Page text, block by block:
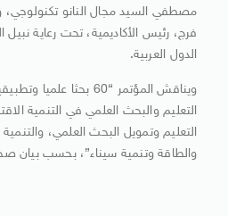
مصطفي السيد مجال النانو تكنولوجي،
فرج، رئيس الأكاديمية، تحت رعاية نبيل
الدول العربية.
ويناقش المؤتمر “60 بحثا
التعليم والبحث العلمي في التنمية
التعليم وتمويل البحث العلمي،
والطاقة وتنمية سيناء”، بحسب بيان